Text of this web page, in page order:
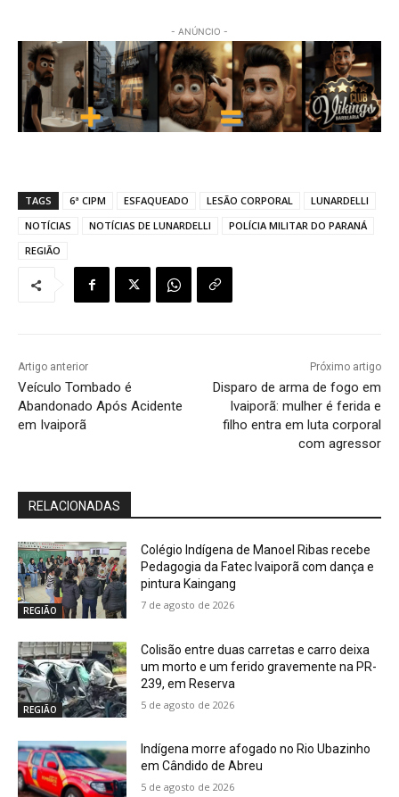
- ANÚNCIO -
TAGS 6ª CIPM ESFAQUEADO LESÃO CORPORAL
LUNARDELLI
NOTÍCIAS
NOTÍCIAS DE LUNARDELLI
POLÍCIA MILITAR DO PARANÁ
REGIÃO
Artigo anterior
Veículo Tombado é
Abandonado Após Acidente
em Ivaiporã
Próximo artigo
Disparo de arma de fogo em
Ivaiporã: mulher é ferida e
filho entra em luta corporal
com agressor
RELACIONADAS
REGIÃO
Colégio Indígena de Manoel Ribas recebe
Pedagogia da Fatec Ivaiporã com dança e
pintura Kaingang
7 de agosto de 2026
REGIÃO
Colisão entre duas carretas e carro deixa
um morto e um ferido gravemente na PR-
239, em Reserva
5 de agosto de 2026
Indígena morre afogado no Rio Ubazinho
em Cândido de Abreu
5 de agosto de 2026